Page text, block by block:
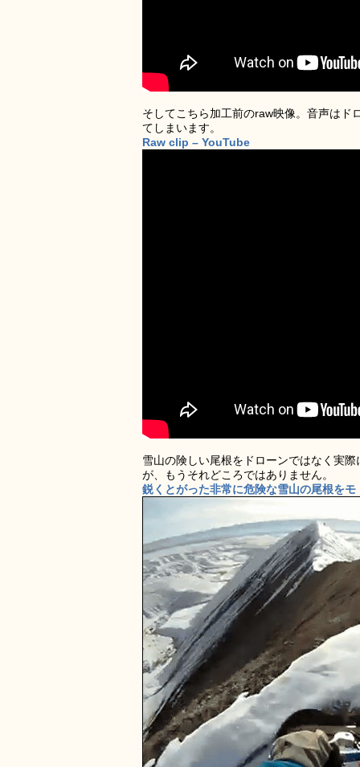
そしてこちら加工前のraw映像。音声はド
てしまいます。
Raw clip – YouTube
雪山の険しい尾根をドローンではなく実
が、もうそれどころではありません。
鋭くとがった非常に危険な雪山の尾根を